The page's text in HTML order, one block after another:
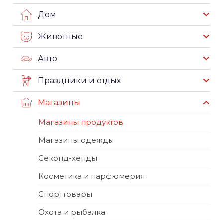
Дом
Животные
Авто
Праздники и отдых
Магазины
Магазины продуктов
Магазины одежды
Секонд-хенды
Косметика и парфюмерия
Спорттовары
Охота и рыбалка